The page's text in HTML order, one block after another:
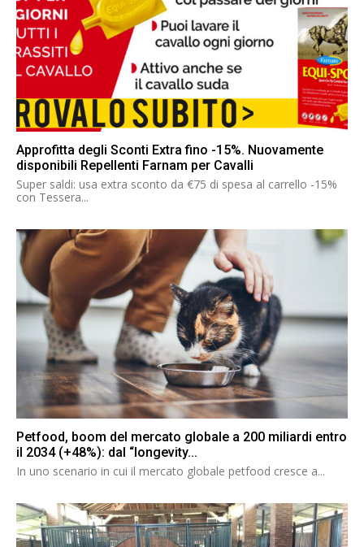
Approfitta degli Sconti Extra fino -15%. Nuovamente
disponibili Repellenti Farnam per Cavalli
Super saldi: usa extra sconto da €75 di spesa al carrello -15%
con Tessera...
Petfood, boom del mercato globale a 200 miliardi entro
il 2034 (+48%): dal “longevity...
In uno scenario in cui il mercato globale petfood cresce a...